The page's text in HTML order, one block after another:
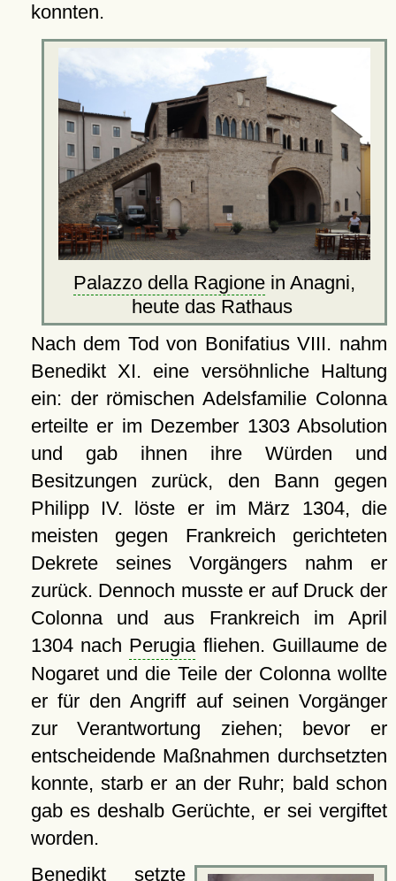
konnten.
Palazzo della Ragione in Anagni,
heute das Rathaus
Nach dem Tod von Bonifatius VIII. nahm
Benedikt XI. eine versöhnliche Haltung
ein: der römischen Adelsfamilie Colonna
erteilte er im Dezember 1303 Absolution
und gab ihnen ihre Würden und
Besitzungen zurück, den Bann gegen
Philipp IV. löste er im März 1304, die
meisten gegen Frankreich gerichteten
Dekrete seines Vorgängers nahm er
zurück. Dennoch musste er auf Druck der
Colonna und aus Frankreich im April
1304 nach Perugiafliehen. Guillaume de
Nogaret und die Teile der Colonna wollte
er für den Angriff auf seinen Vorgänger
zur Verantwortung ziehen; bevor er
entscheidende Maßnahmen durchsetzten
konnte, starb er an der Ruhr; bald schon
gab es deshalb Gerüchte, er sei vergiftet
worden.
Benedikt setzte